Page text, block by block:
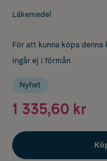
Läkemedel
För att kunna köpa
Ingår ej i förmån
Nyhet
1 335,60 kr